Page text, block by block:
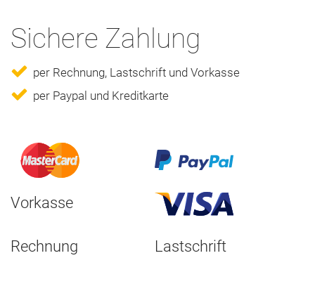
Sichere Zahlung
per Rechnung, Lastschrift und Vorkasse
per Paypal und Kreditkarte
Vorkasse
Rechnung Lastschrift